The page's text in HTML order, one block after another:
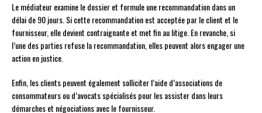
Le médiateur examine le dossier et formule une recommandation dans un
délai de 90 jours. Si cette recommandation est acceptée par le client et le
fournisseur, elle devient contraignante et met fin au litige. En revanche, si
l’une des parties refuse la recommandation, elles peuvent alors engager une
action en justice.
Enfin, les clients peuvent également solliciter l’aide d’associations de
consommateurs ou d’avocats spécialisés pour les assister dans leurs
démarches et négociations avec le fournisseur.